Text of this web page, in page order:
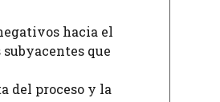
hacia el
que
del proceso y la